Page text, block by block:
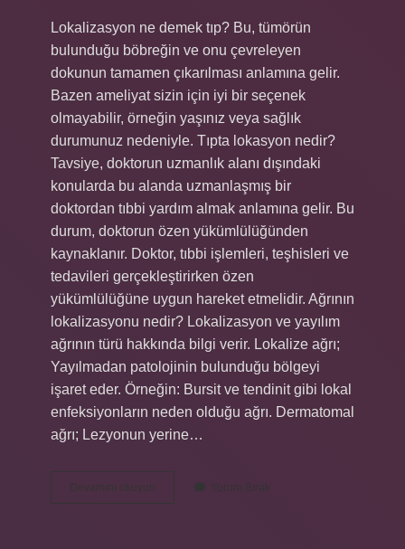
Lokalizasyon ne demek tıp? Bu, tümörün
bulunduğu böbreğin ve onu çevreleyen
dokunun tamamen çıkarılması anlamına gelir.
Bazen ameliyat sizin için iyi bir seçenek
olmayabilir, örneğin yaşınız veya sağlık
durumunuz nedeniyle. Tıpta lokasyon nedir?
Tavsiye, doktorun uzmanlık alanı dışındaki
konularda bu alanda uzmanlaşmış bir
doktordan tıbbi yardım almak anlamına gelir. Bu
durum, doktorun özen yükümlülüğünden
kaynaklanır. Doktor, tıbbi işlemleri, teşhisleri ve
tedavileri gerçekleştirirken özen
yükümlülüğüne uygun hareket etmelidir. Ağrının
lokalizasyonu nedir? Lokalizasyon ve yayılım
ağrının türü hakkında bilgi verir. Lokalize ağrı;
Yayılmadan patolojinin bulunduğu bölgeyi
işaret eder. Örneğin: Bursit ve tendinit gibi lokal
enfeksiyonların neden olduğu ağrı. Dermatomal
ağrı; Lezyonun yerine…
Devamını okuyun
Lokalizasyon
Ne
Yorum Bırak